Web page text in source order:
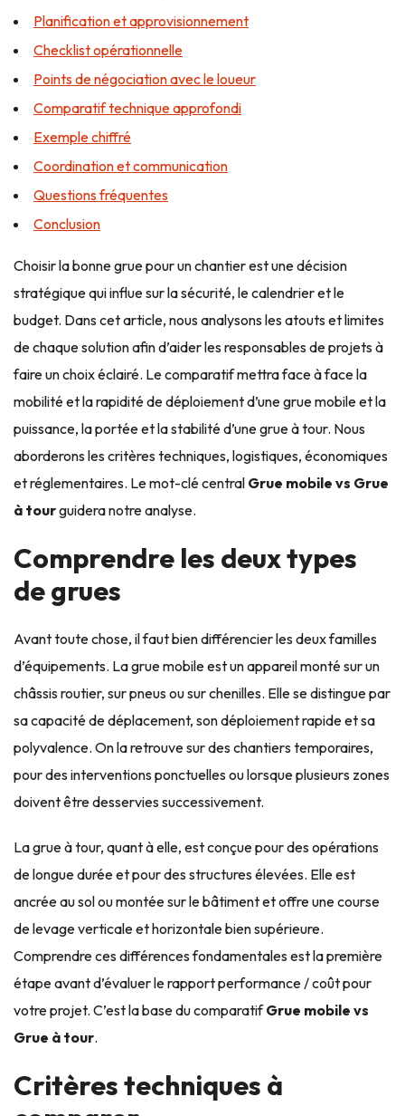
Planification et approvisionnement
Checklist opérationnelle
Points de négociation avec le loueur
Comparatif technique approfondi
Exemple chiffré
Coordination et communication
Questions fréquentes
Conclusion
Choisir la bonne grue pour un chantier est une décision
stratégique qui influe sur la sécurité, le calendrier et le
budget. Dans cet article, nous analysons les atouts et limites
de chaque solution afin d’aider les responsables de projets à
faire un choix éclairé. Le comparatif mettra face à face la
mobilité et la rapidité de déploiement d’une grue mobile et la
puissance, la portée et la stabilité d’une grue à tour. Nous
aborderons les critères techniques, logistiques, économiques
et réglementaires. Le mot-clé central Grue mobile vs Grue
à tourguidera notre analyse.
Comprendre les deux types
de grues
Avant toute chose, il faut bien différencier les deux familles
d’équipements. La grue mobile est un appareil monté sur un
châssis routier, sur pneus ou sur chenilles. Elle se distingue par
sa capacité de déplacement, son déploiement rapide et sa
polyvalence. On la retrouve sur des chantiers temporaires,
pour des interventions ponctuelles ou lorsque plusieurs zones
doivent être desservies successivement.
La grue à tour, quant à elle, est conçue pour des opérations
de longue durée et pour des structures élevées. Elle est
ancrée au sol ou montée sur le bâtiment et offre une course
de levage verticale et horizontale bien supérieure.
Comprendre ces différences fondamentales est la première
étape avant d’évaluer le rapport performance / coût pour
votre projet. C’est la base du comparatifGrue mobile vs
Grue à tour.
Critères techniques à